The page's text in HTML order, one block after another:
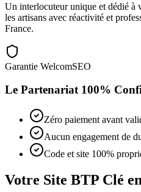
Un interlocuteur unique et dédié à
les artisans avec réactivité et
France.
Garantie WelcomSEO
Le Partenariat 100%
Zéro paiement avant
Aucun engagement de
Code et site 100%
Votre Site BTP Clé